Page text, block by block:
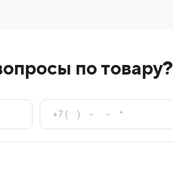
по товару?